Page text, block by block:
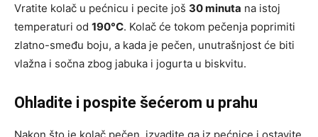
Vratite kolač u pećnicu i pecite još 30 minuta na istoj
temperaturi od 190°C. Kolač će tokom pečenja poprimiti
zlatno-smeđu boju, a kada je pečen, unutrašnjost će biti
vlažna i sočna zbog jabuka i jogurta u biskvitu.
Ohladite i pospite šećerom u prahu